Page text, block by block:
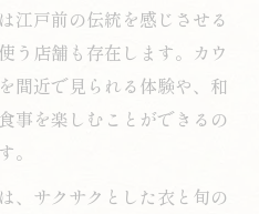
江戸前の伝統を感じさせる
う店舗も存在します。カウ
間近で見られる体験や、和
事を楽しむことができるの
。
、サクサクとした衣と旬の